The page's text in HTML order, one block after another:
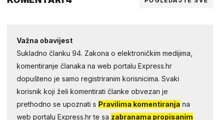
Važna obavijest
Sukladno članku 94. Zakona o elektroničkim medijima,
komentiranje članaka na web portalu Express.hr
dopušteno je samo registriranim korisnicima. Svaki
korisnik koji želi komentirati članke obvezan je
prethodno se upoznati s Pravilima komentiranja na
web portalu Express.hr te sa zabranama propisanim